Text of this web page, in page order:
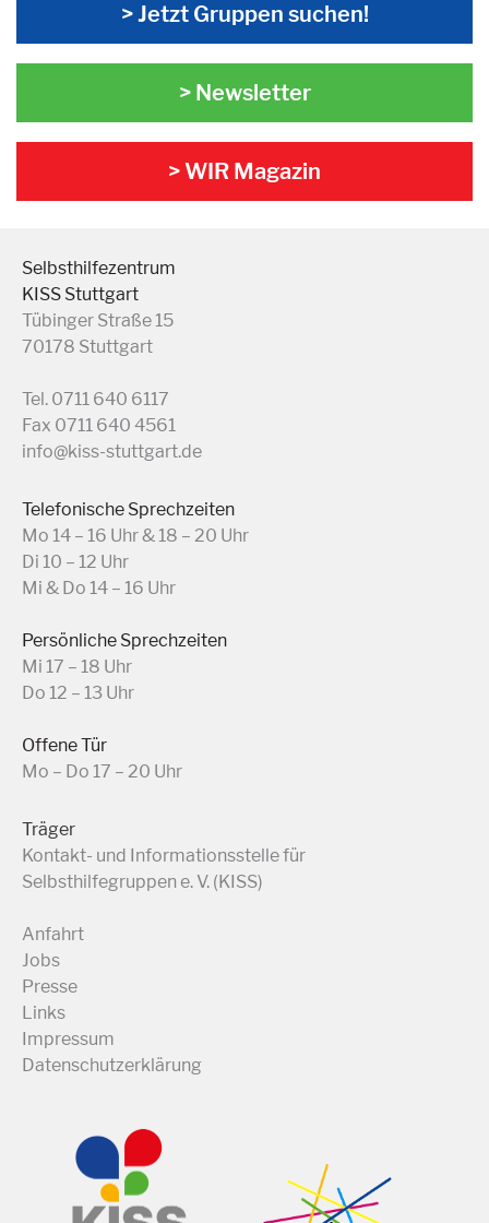
> Jetzt Gruppen suchen!
> Newsletter
> WIR Magazin
Selbsthilfezentrum
KISS Stuttgart
Tübinger Straße 15
70178 Stuttgart
Tel. 0711 640 6117
Fax 0711 640 4561
info@kiss-stuttgart.de
Telefonische Sprechzeiten
Mo 14 – 16 Uhr & 18 – 20 Uhr
Di 10 – 12 Uhr
Mi & Do 14 – 16 Uhr
Persönliche Sprechzeiten
Mi 17 – 18 Uhr
Do 12 – 13 Uhr
Offene Tür
Mo – Do 17 – 20 Uhr
Träger
Kontakt- und Informationsstelle für
Selbsthilfegruppen e. V. (KISS)
Anfahrt
Jobs
Presse
Links
Impressum
Datenschutzerklärung